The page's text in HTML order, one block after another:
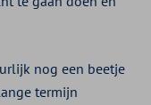
nog een beetje
termijn